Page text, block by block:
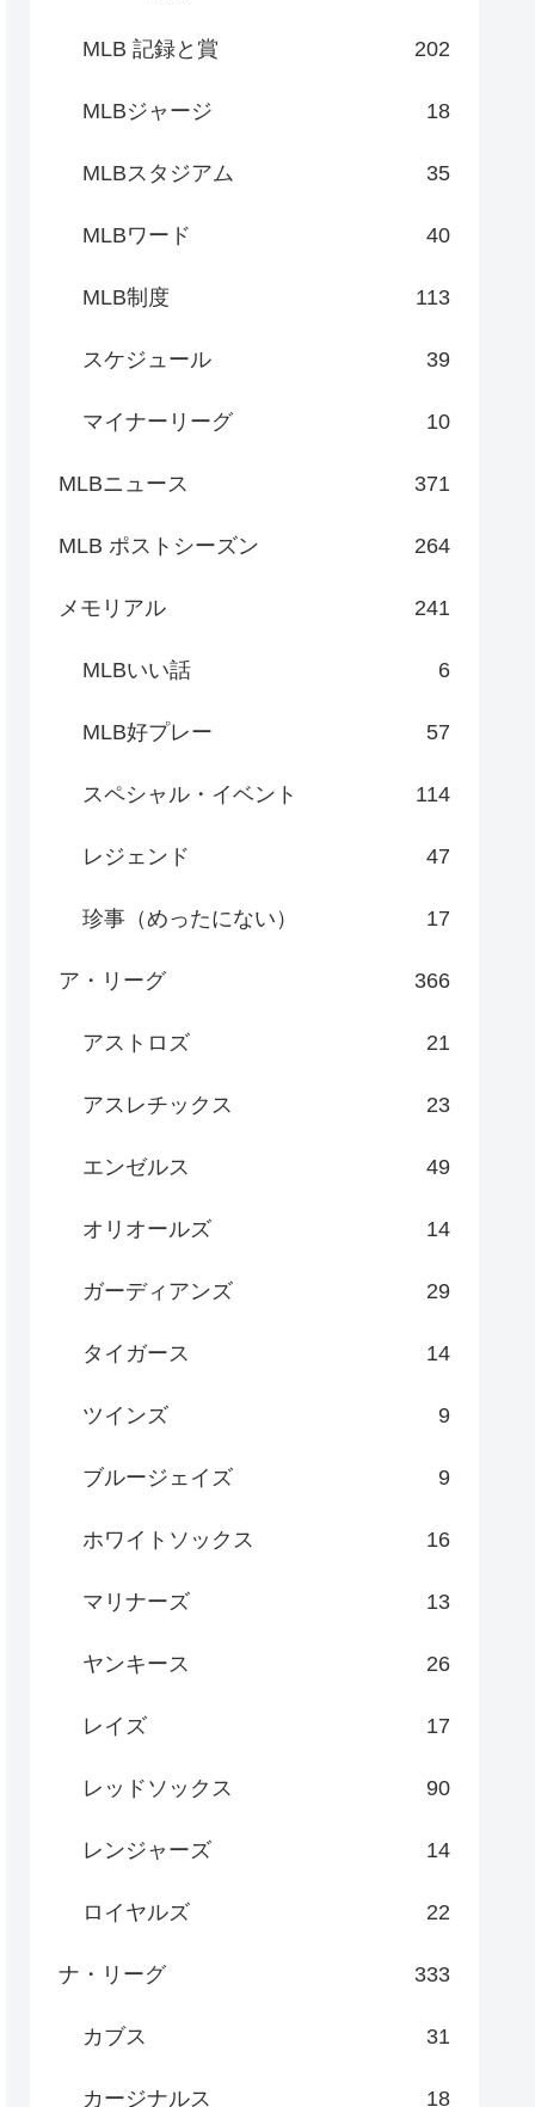
MLB 記録と賞 202
MLBジャージ 18
MLBスタジアム 35
MLBワード 40
MLB制度 113
スケジュール 39
マイナーリーグ 10
MLBニュース 371
MLB ポストシーズン 264
メモリアル 241
MLBいい話 6
MLB好プレー 57
スペシャル・イベント 114
レジェンド 47
珍事（めったにない） 17
ア・リーグ 366
アストロズ 21
アスレチックス 23
エンゼルス 49
オリオールズ 14
ガーディアンズ 29
タイガース 14
ツインズ 9
ブルージェイズ 9
ホワイトソックス 16
マリナーズ 13
ヤンキース 26
レイズ 17
レッドソックス 90
レンジャーズ 14
ロイヤルズ 22
ナ・リーグ 333
カブス 31
カージナルス 18